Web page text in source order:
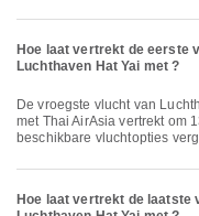
Hoe laat vertrekt de eerste
Luchthaven Hat Yai met ?
De vroegste vlucht van Luchthaven Kuala Lumpur naar Luchthaven Hat Yai
met Thai AirAsia vertrekt om
beschikbare vluchtopties
Hoe laat vertrekt de laatste